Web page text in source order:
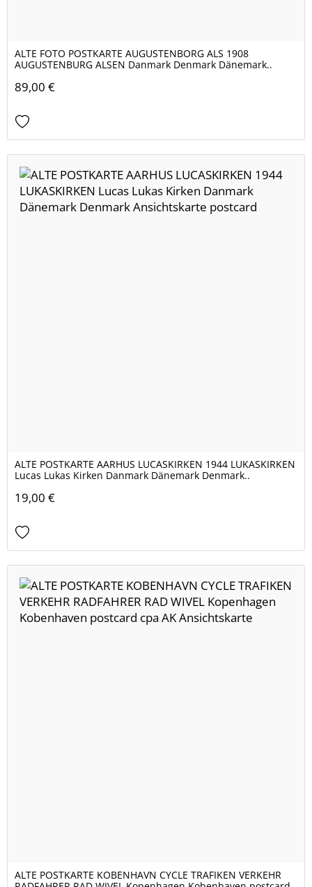
ALTE FOTO POSTKARTE AUGUSTENBORG ALS 1908
AUGUSTENBURG ALSEN Danmark Denmark Dänemark..
89,00 €
ALTE POSTKARTE AARHUS LUCASKIRKEN 1944 LUKASKIRKEN
Lucas Lukas Kirken Danmark Dänemark Denmark..
19,00 €
ALTE POSTKARTE KOBENHAVN CYCLE TRAFIKEN VERKEHR